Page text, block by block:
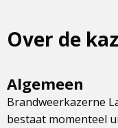
Over de
Algemeen
Brandweerkazerne
bestaat momenteel